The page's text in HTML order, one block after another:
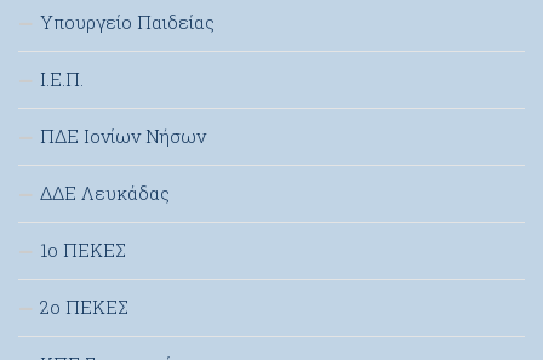
Υπουργείο Παιδείας
Ι.Ε.Π.
ΠΔΕ Ιονίων Νήσων
ΔΔΕ Λευκάδας
1ο ΠΕΚΕΣ
2ο ΠΕΚΕΣ